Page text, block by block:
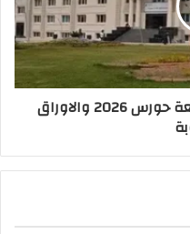
مصاريف و تنسيق كليات جامعة حورس 2026 والاوراق